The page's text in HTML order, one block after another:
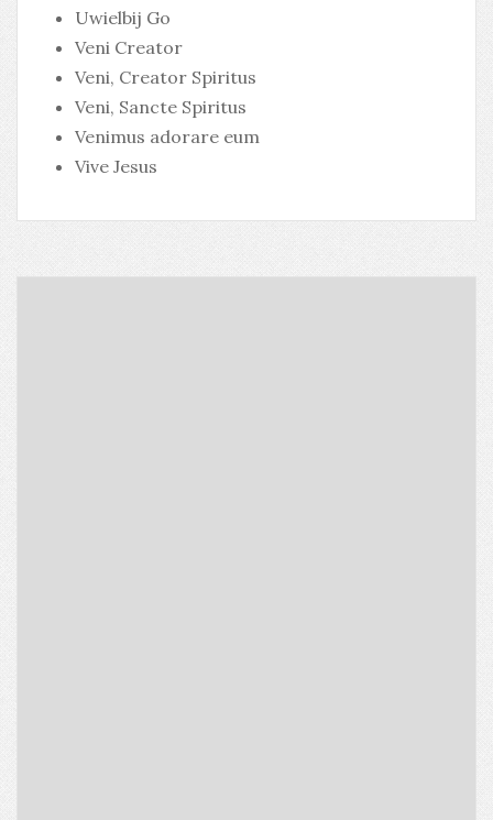
Uwielbij Go
Veni Creator
Veni, Creator Spiritus
Veni, Sancte Spiritus
Venimus adorare eum
Vive Jesus